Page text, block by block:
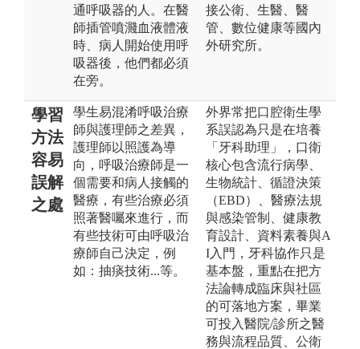
通呼吸器的人。在醫
師插管噴濺血液體液
時、病人開始使用呼
吸器後，他們都必須
在旁。
接公衛、生醫、醫
管、數位健康等國內
外研究所。
學習
方法
容易
誤解
之處
學生易混淆呼吸治療
師與護理師之差異，
護理師以照護為導
向，呼吸治療師是一
個需要和病人接觸的
醫療，有些治療必須
照著醫囑來進行，而
有些技術可由呼吸治
療師自己決定，例
如：抽痰技術...等。
外界常把口腔衛生學
系誤認為只是在培養
「牙科助理」，口衛
核心包含流行病學、
生物統計、循證決策
（EBD）、醫療法規
與感染管制、健康教
育設計、資料素養與A
I入門，牙科協作只是
基本盤，重點在把方
法論轉成臨床與社區
的可落地方案，畢業
可投入醫院/診所之醫
務與流程品質、公衛